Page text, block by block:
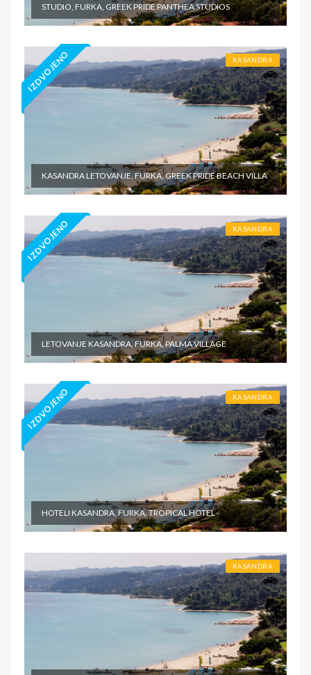
STUDIO, FURKA, GREEK PRIDE PANTHEA STUDIOS
IZDVOJENO KASANDRA
KASANDRA LETOVANJE, FURKA, GREEK PRIDE BEACH VILLA
IZDVOJENO KASANDRA
LETOVANJE KASANDRA, FURKA, PALMA VILLAGE
IZDVOJENO KASANDRA
HOTELI KASANDRA, FURKA, TROPICAL HOTEL
KASANDRA